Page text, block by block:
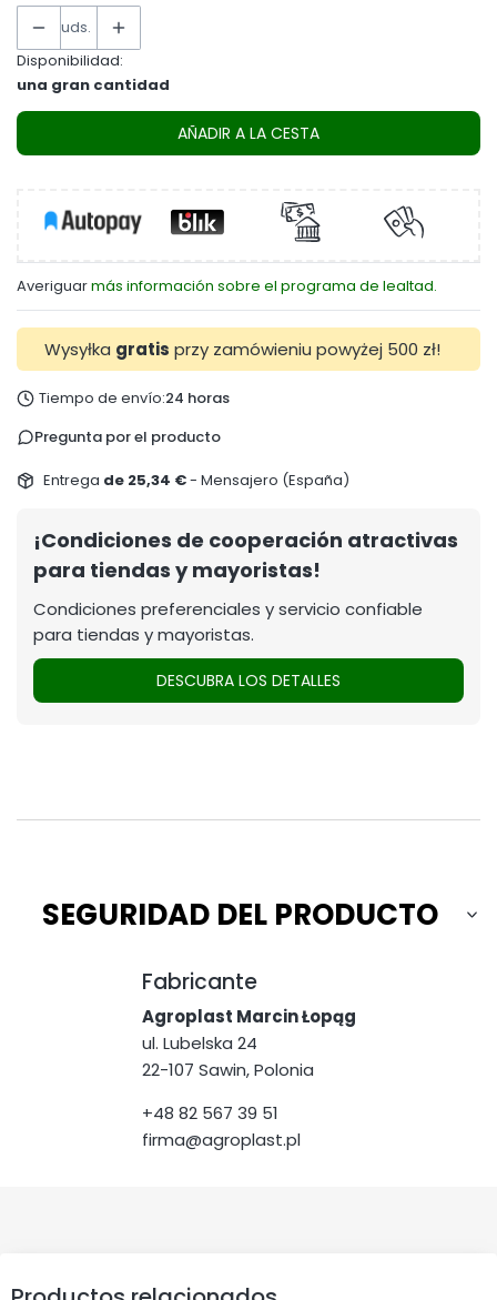
uds.
Disponibilidad:
una gran cantidad
AÑADIR A LA CESTA
Averiguarmás información sobre el programa de lealtad.
Wysyłka gratis przy zamówieniu powyżej 500 zł!
Tiempo de envío:24 horas
Pregunta por el producto
Entrega de 25,34 €- Mensajero (España)
¡Condiciones de cooperación atractivas
para tiendas y mayoristas!
Condiciones preferenciales y servicio confiable
para tiendas y mayoristas.
DESCUBRA LOS DETALLES
SEGURIDAD DEL PRODUCTO
Fabricante
Agroplast Marcin Łopąg
ul. Lubelska 24
22-107 Sawin, Polonia
+48 82 567 39 51
firma@agroplast.pl